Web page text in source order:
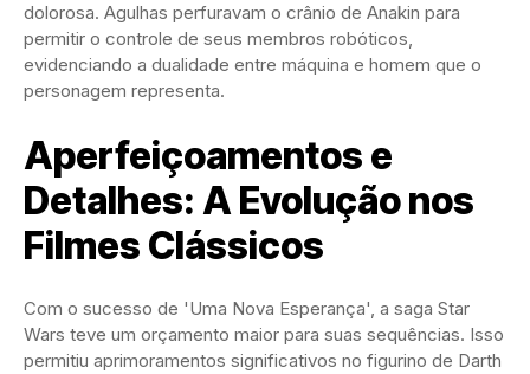
dolorosa. Agulhas perfuravam o crânio de Anakin para
permitir o controle de seus membros robóticos,
evidenciando a dualidade entre máquina e homem que o
personagem representa.
Aperfeiçoamentos e
Detalhes: A Evolução nos
Filmes Clássicos
Com o sucesso de 'Uma Nova Esperança', a saga Star
Wars teve um orçamento maior para suas sequências. Isso
permitiu aprimoramentos significativos no figurino de Darth